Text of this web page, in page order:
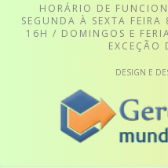
HORÁRIO DE
SEGUNDA À SEXTA
16H / DOMINGOS E
EXCEÇÃO
DESIGN E